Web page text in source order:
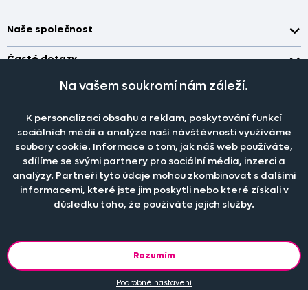
Staňte se členem klubu Dante.cz
Objevte slevy pro členy, získejte akční nabídky, novinky, tipy a
Naše společnost
Doprava a platba
Obchodní podmínky
Nastavení cookies
Katalog zdarma
Časté dotazy
Jak změřit okno pro nákup záclon?
Jak prát záclony a závěsy?
Jak prát povlečení a prostěradla?
Informace o materiálech
Šití záclon a závěsů
PRODEJNÍ ODDĚLENÍ - TELEFONICKY
po-pá 7:30 - 16:00
Tel.:777 111 818
e-mail:dotazy@dante.cz
reklamace:reklamace@dante.cz
Na vašem soukromí nám záleží.
K personalizaci obsahu a reklam, poskytování funkcí
sociálních médií a analýze naší návštěvnosti využíváme
soubory cookie. Informace o tom, jak náš web používáte,
sdílíme se svými partnery pro sociální média, inzerci a
analýzy. Partneři tyto údaje mohou zkombinovat s dalšími
informacemi, které jste jim poskytli nebo které získali v
důsledku toho, že používáte jejich služby.
Rozumím
Podrobné nastavení